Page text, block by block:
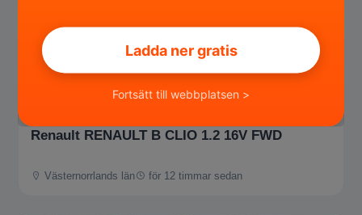
Renault RENAULT B CLIO 1.2 16V FWD
Västernorrlands län för 12 timmar sedan
Ladda ner gratis
Fortsätt till webbplatsen >